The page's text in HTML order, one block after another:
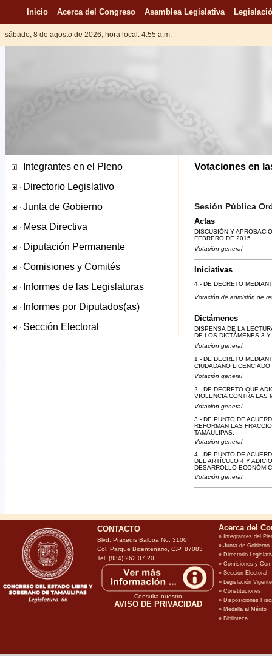
Inicio Acerca del Congreso Asamblea Legislativa
sábado, 8 de agosto de 2026, hora local: 4:55 a.m.
Votaciones en
Sesión Pública
Actas
DISCUSIÓN Y
FEBRERO DE 2015.
Votación general
Iniciativas
4.- DE DECRETO
Votación de admisión de
Dictámenes
DISPENSA DE LA
DE LOS DICTÁMENES 3
Votación general
1.- DE DECRETO
CIUDADANO
Votación general
2.- DE DECRETO QUE
VIOLENCIA CONTRA LAS
Votación general
3.- DE PUNTO DE
REFORMAN LAS
TAMAULIPAS.
Votación general
4.- DE PUNTO DE
DEL ARTÍCULO 4 Y
DESARROLLO
Votación general
CONTACTO
Blvd. Praxedis Balboa No. 3100
Col. Parque Bicentenario, C.P. 87083
Tel: (834) 262 07 20
Consulta nuestro
AVISO DE PRIVACIDAD